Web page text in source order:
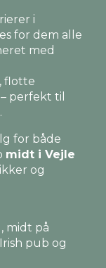
i
for dem alle
med
flotte
perfekt til
for både
midt i Vejle
og
midt på
pub og